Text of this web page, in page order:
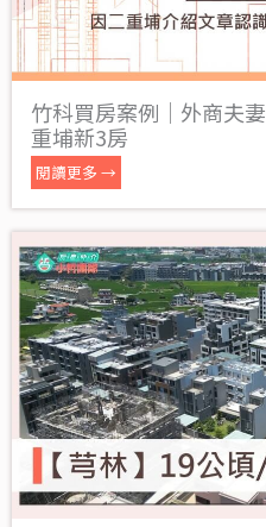
竹科買房案例｜外商夫
重埔新3房
閱讀更多 →